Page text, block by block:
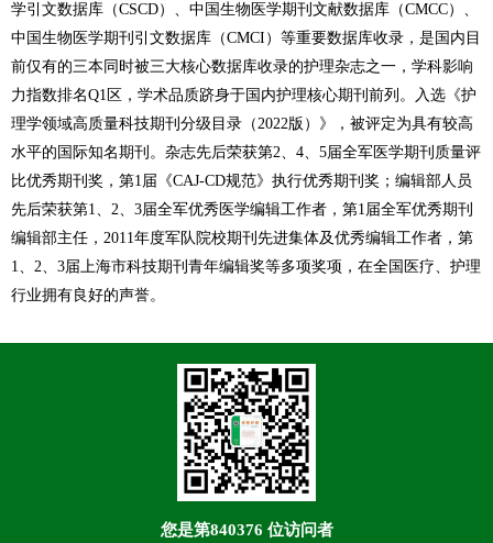
学引文数据库（CSCD）、中国生物医学期刊文献数据库（CMCC）、
中国生物医学期刊引文数据库（CMCI）等重要数据库收录，是国内目
前仅有的三本同时被三大核心数据库收录的护理杂志之一，学科影响
力指数排名Q1区，学术品质跻身于国内护理核心期刊前列。入选《护
理学领域高质量科技期刊分级目录（2022版）》，被评定为具有较高
水平的国际知名期刊。杂志先后荣获第2、4、5届全军医学期刊质量评
比优秀期刊奖，第1届《CAJ-CD规范》执行优秀期刊奖；编辑部人员
先后荣获第1、2、3届全军优秀医学编辑工作者，第1届全军优秀期刊
编辑部主任，2011年度军队院校期刊先进集体及优秀编辑工作者，第
1、2、3届上海市科技期刊青年编辑奖等多项奖项，在全国医疗、护理
行业拥有良好的声誉。
您是第840376 位访问者